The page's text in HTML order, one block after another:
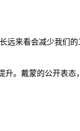
远来看会减少我们
。戴蒙的公开表态